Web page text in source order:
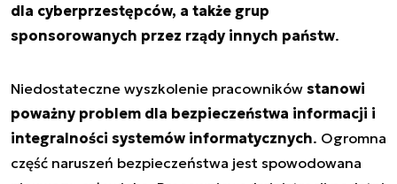
dla cyberprzestępców, a także grup
sponsorowanych przez rządy innych państw.
Niedostateczne wyszkolenie pracowników stanowi
poważny problem dla bezpieczeństwa informacji i
integralności systemów informatycznych. Ogromna
część naruszeń bezpieczeństwa jest spowodowana